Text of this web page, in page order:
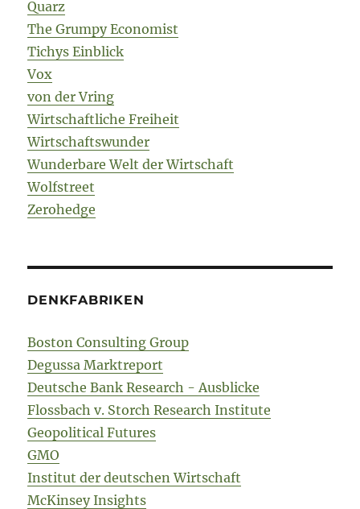
Quarz
The Grumpy Economist
Tichys Einblick
Vox
von der Vring
Wirtschaftliche Freiheit
Wirtschaftswunder
Wunderbare Welt der Wirtschaft
Wolfstreet
Zerohedge
DENKFABRIKEN
Boston Consulting Group
Degussa Marktreport
Deutsche Bank Research - Ausblicke
Flossbach v. Storch Research Institute
Geopolitical Futures
GMO
Institut der deutschen Wirtschaft
McKinsey Insights